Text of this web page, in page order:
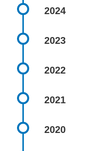
2024
2023
2022
2021
2020